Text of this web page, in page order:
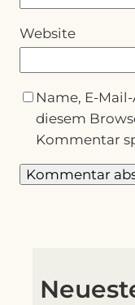
Website
Name, E-
diesem
Kommentar